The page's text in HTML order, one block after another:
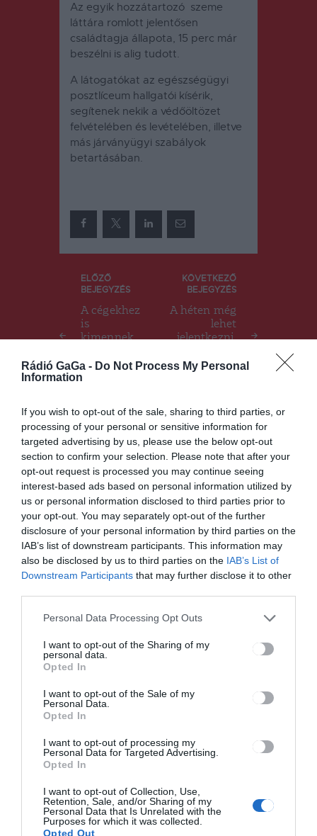
Rádió GaGa - Do Not Process My Personal
Information
If you wish to opt-out of the sale, sharing to third parties, or
processing of your personal or sensitive information for
targeted advertising by us, please use the below opt-out
section to confirm your selection. Please note that after your
opt-out request is processed you may continue seeing
interest-based ads based on personal information utilized by
us or personal information disclosed to third parties prior to
your opt-out. You may separately opt-out of the further
disclosure of your personal information by third parties on the
IAB’s list of downstream participants. This information may
also be disclosed by us to third parties on the IAB’s List of
Downstream Participants that may further disclose it to other
Personal Data Processing Opt Outs
I want to opt-out of the Sharing of my
personal data.
Opted In
I want to opt-out of the Sale of my
Personal Data.
Opted In
I want to opt-out of processing my
Personal Data for Targeted Advertising.
Opted In
I want to opt-out of Collection, Use,
Retention, Sale, and/or Sharing of my
Personal Data that Is Unrelated with the
Purposes for which it was collected.
Opted Out
Az egyik hozzátartozó szeme
láttára romlott jelentősen
családtagja állapota, 15 perc már
beszélni is alig tudott.
A látogatókat az egészségügyi
posztlíceum hallgatói kísérik,
segítenek nekik a védőöltözet
felvételében és levételében, illetve
más járványügyi szabályok
betartásában.
Bejegyzés
navigáció
ELŐZŐ
BEJEGYZÉS
A cégekhez
is
kimennek,
koronavírus
elleni
KÖVETKEZŐ
BEJEGYZÉS
A héten még
lehet
jelentkezni,
kezdődhet a
Ez is érdekelheti
DUMA DUBA 2026,HÍRLISTA
Füst, zene, jókedv. A Duma
Duba a Transylvanian Steak &
BBQ Fest-en járt
HÁROMSZÉK , HÍRLISTA
Változik a program